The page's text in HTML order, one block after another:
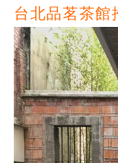
台北品茗茶館